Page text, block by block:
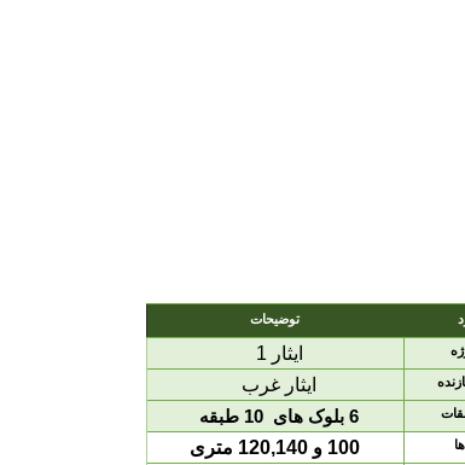
توضیحات
ایثار 1
ایثار غرب
6 بلوک های 10 طبقه
100 و 120,140 متری